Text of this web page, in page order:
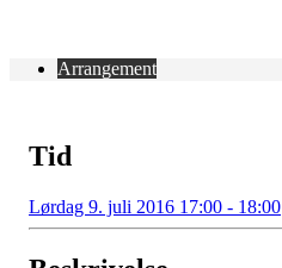
Arrangement
Tid
Lørdag 9. juli 2016 17:00 - 18:00